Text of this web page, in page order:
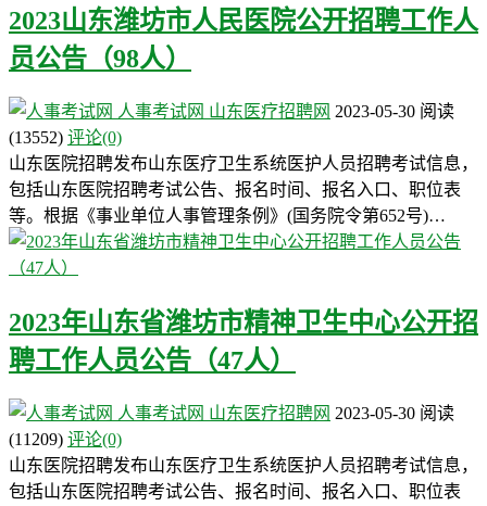
2023山东潍坊市人民医院公开招聘工作人
员公告（98人）
人事考试网 山东医疗招聘网 2023-05-30 阅读
(13552) 评论(0)
山东医院招聘发布山东医疗卫生系统医护人员招聘考试信息，
包括山东医院招聘考试公告、报名时间、报名入口、职位表
等。根据《事业单位人事管理条例》(国务院令第652号)…
2023年山东省潍坊市精神卫生中心公开招
聘工作人员公告（47人）
人事考试网 山东医疗招聘网 2023-05-30 阅读
(11209) 评论(0)
山东医院招聘发布山东医疗卫生系统医护人员招聘考试信息，
包括山东医院招聘考试公告、报名时间、报名入口、职位表